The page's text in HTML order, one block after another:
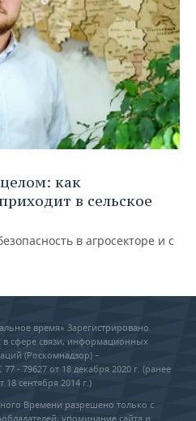
как
в сельское
в агросекторе и с
время» Зарегистрировано
сфере связи, информационных
(Роскомнадзор) –
- 79627 от 18 декабря 2020 г. (ранее
сентября 2014 г.)
Времени разрешено только с
упоминание сайта и